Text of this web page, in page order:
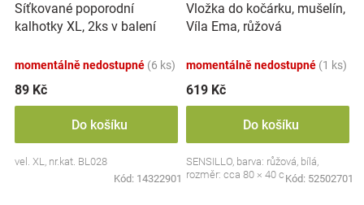
Síťkované poporodní
kalhotky XL, 2ks v balení
momentálně nedostupné (6 ks)
89 Kč
Do košíku
vel. XL, nr.kat. BL028
Kód: 14322901
Vložka do kočárku, mušelín,
Víla Ema, růžová
momentálně nedostupné (1 ks)
619 Kč
Do košíku
SENSILLO, barva: růžová, bílá,
rozměr: cca 80 × 40 cmKód: 52502701